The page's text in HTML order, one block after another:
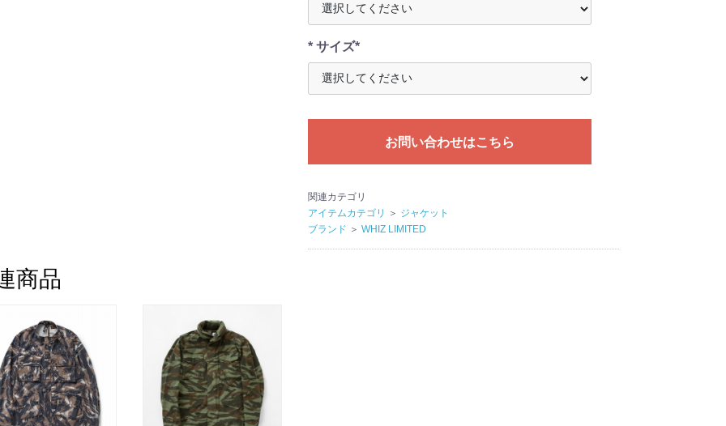
* サイズ*
お問い合わせはこちら
関連カテゴリ
アイテムカテゴリ
＞ ジャケット
ブランド ＞ WHIZ LIMITED
商品